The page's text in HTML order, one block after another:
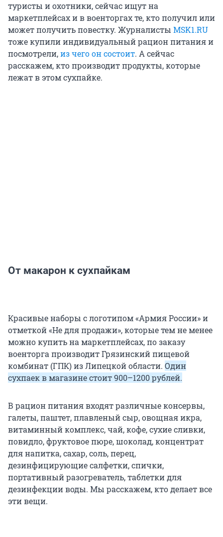
туристы и охотники, сейчас ищут на
маркетплейсах и в военторгах те, кто получил или
может получить повестку. Журналисты MSK1.RU
тоже купили индивидуальный рацион питания и
посмотрели,из чего он состоит. А сейчас
расскажем, кто производит продукты, которые
лежат в этом сухпайке.
От макарон к сухпайкам
Красивые наборы с логотипом «Армия России» и
отметкой «Не для продажи», которые тем не менее
можно купить на маркетплейсах, по заказу
военторга производит Грязинский пищевой
комбинат (ГПК) из Липецкой области. Один
сухпаек в магазине стоит 900–1200 рублей.
В рацион питания входят различные консервы,
галеты, паштет, плавленый сыр, овощная икра,
витаминный комплекс, чай, кофе, сухие сливки,
повидло, фруктовое пюре, шоколад, концентрат
для напитка, сахар, соль, перец,
дезинфицирующие салфетки, спички,
портативный разогреватель, таблетки для
дезинфекции воды. Мы расскажем, кто делает все
эти вещи.